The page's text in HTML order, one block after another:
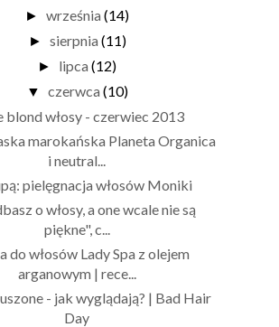
► września (14)
► sierpnia (11)
► lipca (12)
▼ czerwca (10)
blond włosy - czerwiec 2013
marokańska Planeta Organica
i neutral...
pielęgnacja włosów Moniki
o włosy, a one wcale nie są
piękne", c...
do włosów Lady Spa z olejem
arganowym | rece...
- jak wyglądają? | Bad Hair
Day